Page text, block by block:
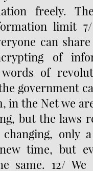
freely.
limit
can
of
of
government
in the Net we
but the laws
only
time, but
same. 12/ We